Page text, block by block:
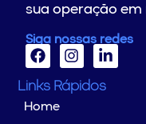
sua operação
Siga nossas redes
Links Rápidos
Home